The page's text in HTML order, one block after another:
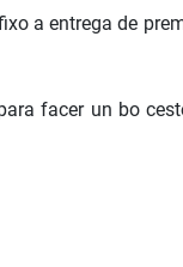
a entrega de
facer un bo